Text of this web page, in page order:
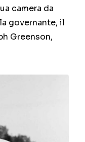
camera da
governante, il
Greenson,